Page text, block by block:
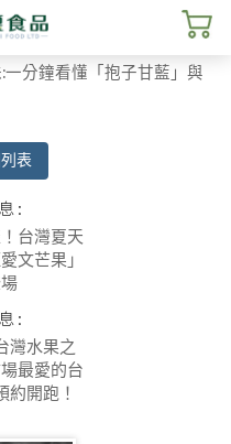
分鐘看懂「抱子甘藍」與
表
:
台灣夏天
文芒果」
:
灣水果之
最愛的台
約開跑！